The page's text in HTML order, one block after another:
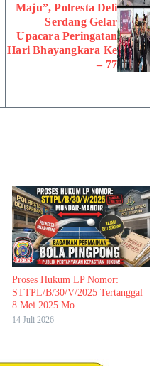
Maju”, Polresta Deli
Serdang Gelar
Upacara Peringatan
Hari Bhayangkara Ke
– 77
Proses Hukum LP Nomor:
STTPL/B/30/V/2025 Tertanggal
8 Mei 2025 Mo ...
14 Juli 2026